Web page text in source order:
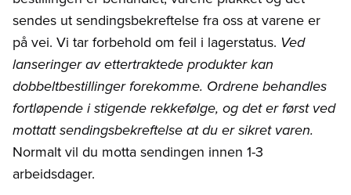
sendes ut sendingsbekreftelse fra oss at varene er
på vei. Vi tar forbehold om feil i lagerstatus. Ved
lanseringer av ettertraktede produkter kan
dobbeltbestillinger forekomme. Ordrene behandles
fortløpende i stigende rekkefølge, og det er først ved
mottatt sendingsbekreftelse at du er sikret varen.
Normalt vil du motta sendingen innen 1-3
arbeidsdager.